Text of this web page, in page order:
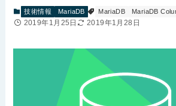
技術情報 MariaDB MariaDB MariaDB
2019年1月25日 2019年1月28日